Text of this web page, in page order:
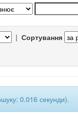
| Сортування
0.016 секунди).